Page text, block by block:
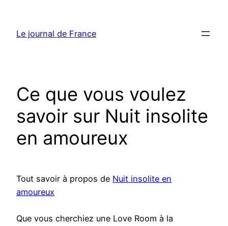
contenu
Le journal de France
Ce que vous voulez
savoir sur Nuit insolite
en amoureux
Tout savoir à propos de Nuit insolite en
amoureux
Que vous cherchiez une Love Room à la